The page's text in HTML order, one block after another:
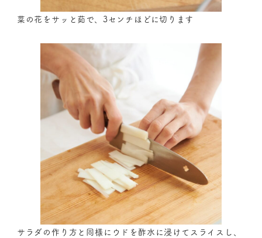
菜の花をサッと茹で、3センチほどに切ります
サラダの作り方と同様にウドを酢水に浸けてスライスし、